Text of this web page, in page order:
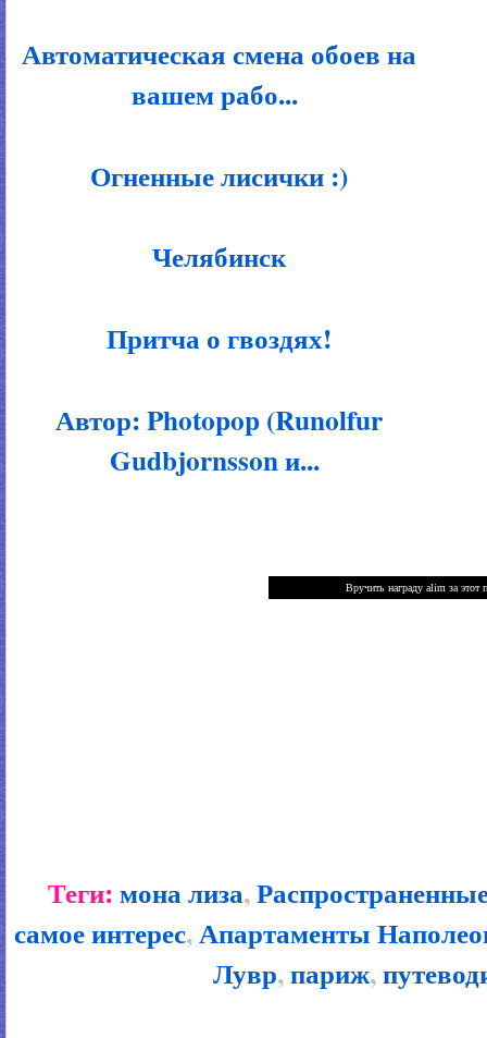
Автоматическая смена обоев на
вашем рабо...
Огненные лисички :)
Челябинск
Притча о гвоздях!
Автор: Photopop (Runolfur
Gudbjornsson и...
Теги: мона лиза,
самое интерес,Апартаменты
Лувр,париж,